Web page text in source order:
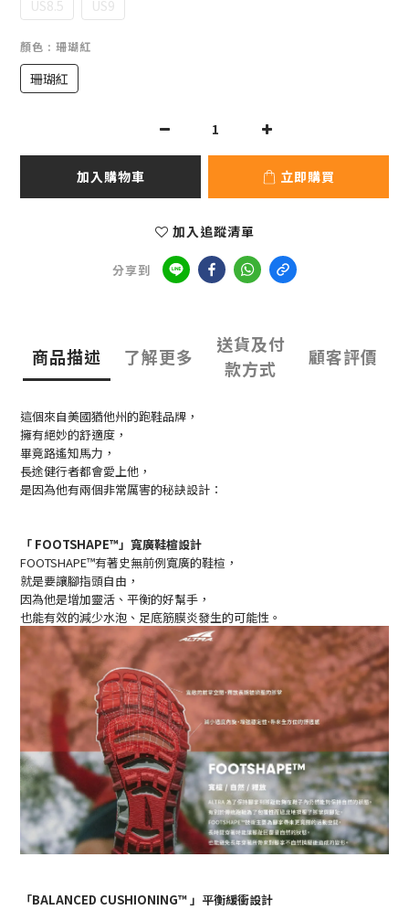
US8.5
US9
顏色 : 珊瑚紅
珊瑚紅
加入購物車 立即購買
加入追蹤清單
分享到
商品描述 了解更多
送貨及付
款方式
顧客評價
這個來自美國猶他州的跑鞋品牌，
擁有絕妙的舒適度，
畢竟路遙知馬力，
長途健行者都會愛上他，
是因為他有兩個非常厲害的秘訣設計：
「 FOOTSHAPE™」寬廣鞋楦設計
FOOTSHAPE™有著史無前例寬廣的鞋楦，
就是要讓腳指頭自由，
因為他是增加靈活、平衡的好幫手，
也能有效的減少水泡、足底筋膜炎發生的可能性。
「BALANCED CUSHIONING™ 」平衡緩衝設計